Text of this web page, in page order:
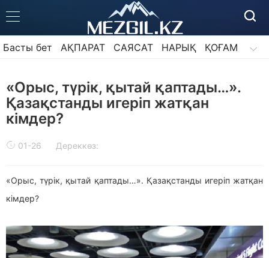
Басты бет АҚПАРАТ САЯСАТ НАРЫҚ
ҚОҒАМ
«Орыс, түрік, қытай қаптады…».
Қазақстанды игеріп жатқан
кімдер?
01-26 Дереккөз:
«Орыс, түрік, қытай қаптады…». Қазақстанды игеріп жатқан
кімдер?